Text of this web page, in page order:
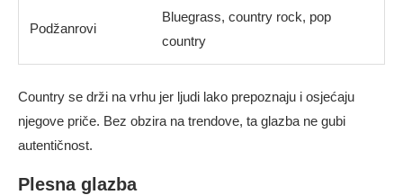
Podžanrovi
Bluegrass, country rock, pop
country
Country se drži na vrhu jer ljudi lako prepoznaju i osjećaju
njegove priče. Bez obzira na trendove, ta glazba ne gubi
autentičnost.
Plesna glazba